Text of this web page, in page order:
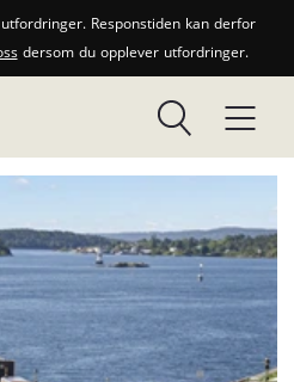
Responstiden kan derfor
dersom du opplever utfordringer.